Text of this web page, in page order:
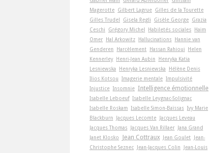
Magerotte Gilbert Lagrue Gilles de la Tourette
Gilles Trudel
Gisela Regli Gisèle George Grazia
Ceschi
Grégory Michel Habiletés sociales Haim
Omer Hal Arkowitz Hallucinations Hannie van
Genderen
Harcèlement Hassan Rahioui
Helen
Kennerley Henri-Jean Aubin
Henryka Katia
Lesniewska
Henryka Lesniewska
Hélène Denis
Ilios Kotsou Imagerie mentale Impulsivité
Injustice Insomnie Intelligence émotionnelle
Isabelle Leboeuf Isabelle Leygnac-Solignac
Isabelle Roskam Isabelle Simon-Baïssas Ivy Marie
Blackburn
Jacques Lecomte Jacques Leveau
Jacques Thomas Jacques Van Rillaer Jana Grand
Janet Klosko
Jean Cottraux Jean Goulet Jean-
Christophe Seznec Jean-Jacques Colin
Jean-Louis